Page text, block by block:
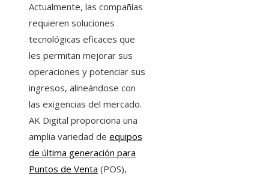
Actualmente, las compañías
requieren soluciones
tecnológicas eficaces que
les permitan mejorar sus
operaciones y potenciar sus
ingresos, alineándose con
las exigencias del mercado.
AK Digital proporciona una
amplia variedad de equipos
de última generación para
Puntos de Venta (POS),